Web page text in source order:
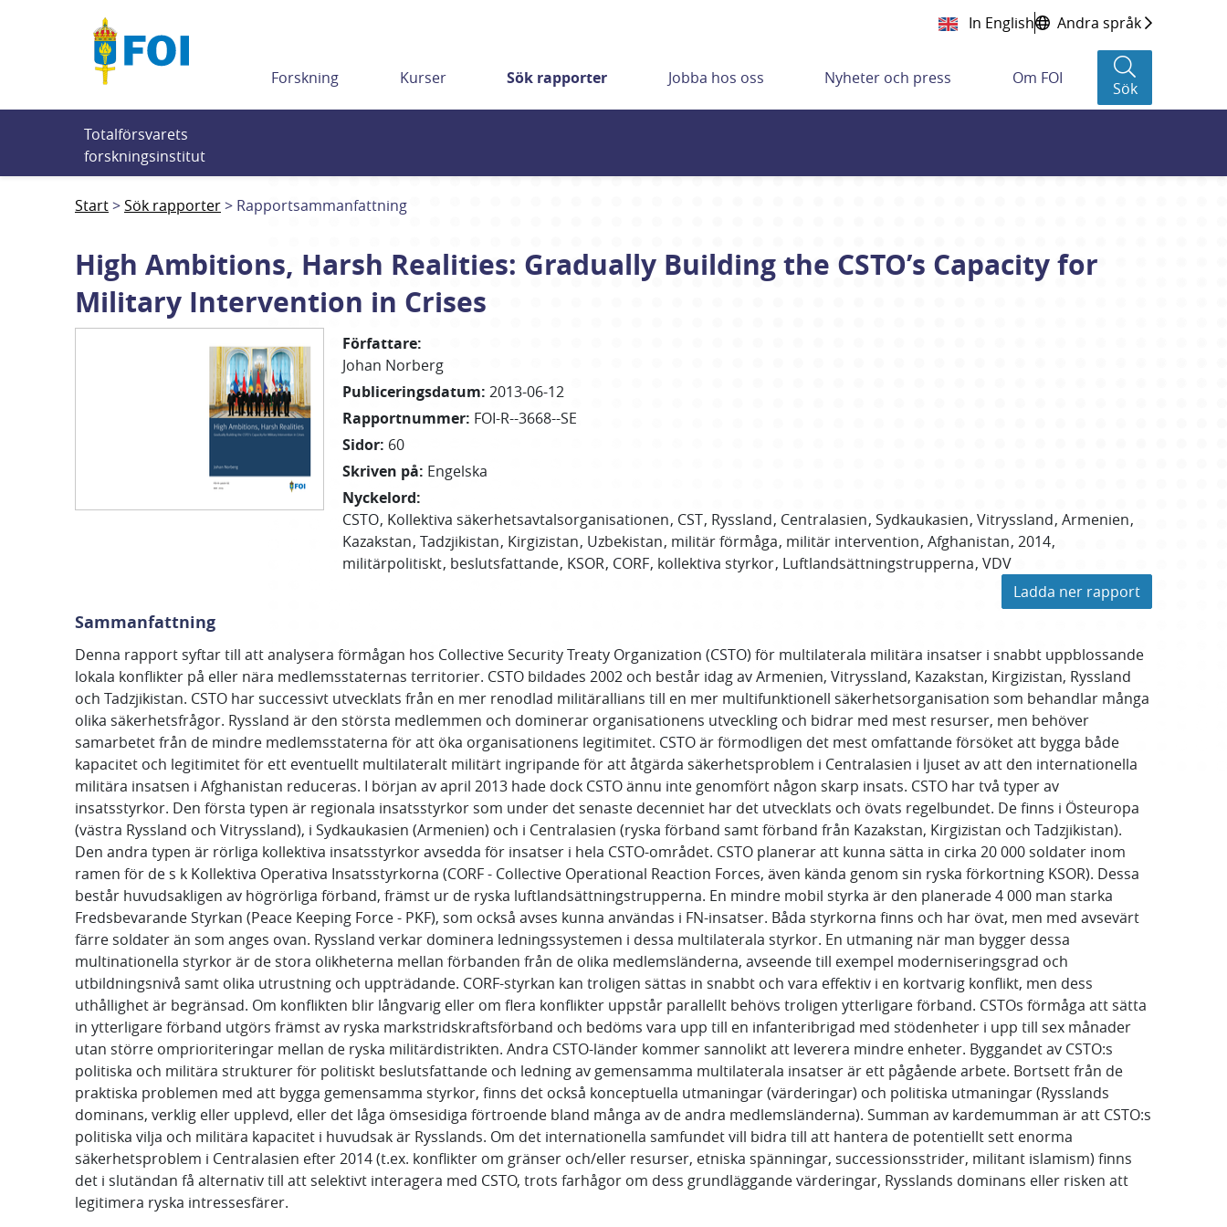
In English Andra språk
Forskning Kurser Sök rapporter Jobba hos oss Nyheter och press Om FOI
Sök
Totalförsvarets
forskningsinstitut
Start Sök rapporter Rapportsammanfattning
High Ambitions, Harsh Realities: Gradually Building the CSTO’s Capacity for
Military Intervention in Crises
Författare:
Johan Norberg
Publiceringsdatum: 2013-06-12
Rapportnummer: FOI-R--3668--SE
Sidor: 60
Skriven på: Engelska
Nyckelord:
CSTO Kollektiva säkerhetsavtalsorganisationen CST Ryssland Centralasien Sydkaukasien Vitryssland Armenien
Kazakstan Tadzjikistan Kirgizistan Uzbekistan militär förmåga militär intervention Afghanistan 2014
militärpolitiskt beslutsfattande KSOR CORF kollektiva styrkor Luftlandsättningstrupperna VDV
Ladda ner rapport
Sammanfattning
Denna rapport syftar till att analysera förmågan hos Collective Security Treaty Organization (CSTO) för multilaterala militära insatser i snabbt uppblossande
lokala konflikter på eller nära medlemsstaternas territorier. CSTO bildades 2002 och består idag av Armenien, Vitryssland, Kazakstan, Kirgizistan, Ryssland
och Tadzjikistan. CSTO har successivt utvecklats från en mer renodlad militärallians till en mer multifunktionell säkerhetsorganisation som behandlar många
olika säkerhetsfrågor. Ryssland är den största medlemmen och dominerar organisationens utveckling och bidrar med mest resurser, men behöver
samarbetet från de mindre medlemsstaterna för att öka organisationens legitimitet. CSTO är förmodligen det mest omfattande försöket att bygga både
kapacitet och legitimitet för ett eventuellt multilateralt militärt ingripande för att åtgärda säkerhetsproblem i Centralasien i ljuset av att den internationella
militära insatsen i Afghanistan reduceras. I början av april 2013 hade dock CSTO ännu inte genomfört någon skarp insats. CSTO har två typer av
insatsstyrkor. Den första typen är regionala insatsstyrkor som under det senaste decenniet har det utvecklats och övats regelbundet. De finns i Östeuropa
(västra Ryssland och Vitryssland), i Sydkaukasien (Armenien) och i Centralasien (ryska förband samt förband från Kazakstan, Kirgizistan och Tadzjikistan).
Den andra typen är rörliga kollektiva insatsstyrkor avsedda för insatser i hela CSTO-området. CSTO planerar att kunna sätta in cirka 20 000 soldater inom
ramen för de s k Kollektiva Operativa Insatsstyrkorna (CORF - Collective Operational Reaction Forces, även kända genom sin ryska förkortning KSOR). Dessa
består huvudsakligen av högrörliga förband, främst ur de ryska luftlandsättningstrupperna. En mindre mobil styrka är den planerade 4 000 man starka
Fredsbevarande Styrkan (Peace Keeping Force - PKF), som också avses kunna användas i FN-insatser. Båda styrkorna finns och har övat, men med avsevärt
färre soldater än som anges ovan. Ryssland verkar dominera ledningssystemen i dessa multilaterala styrkor. En utmaning när man bygger dessa
multinationella styrkor är de stora olikheterna mellan förbanden från de olika medlemsländerna, avseende till exempel moderniseringsgrad och
utbildningsnivå samt olika utrustning och uppträdande. CORF-styrkan kan troligen sättas in snabbt och vara effektiv i en kortvarig konflikt, men dess
uthållighet är begränsad. Om konflikten blir långvarig eller om flera konflikter uppstår parallellt behövs troligen ytterligare förband. CSTOs förmåga att sätta
in ytterligare förband utgörs främst av ryska markstridskraftsförband och bedöms vara upp till en infanteribrigad med stödenheter i upp till sex månader
utan större omprioriteringar mellan de ryska militärdistrikten. Andra CSTO-länder kommer sannolikt att leverera mindre enheter. Byggandet av CSTO:s
politiska och militära strukturer för politiskt beslutsfattande och ledning av gemensamma multilaterala insatser är ett pågående arbete. Bortsett från de
praktiska problemen med att bygga gemensamma styrkor, finns det också konceptuella utmaningar (värderingar) och politiska utmaningar (Rysslands
dominans, verklig eller upplevd, eller det låga ömsesidiga förtroende bland många av de andra medlemsländerna). Summan av kardemumman är att CSTO:s
politiska vilja och militära kapacitet i huvudsak är Rysslands. Om det internationella samfundet vill bidra till att hantera de potentiellt sett enorma
säkerhetsproblem i Centralasien efter 2014 (t.ex. konflikter om gränser och/eller resurser, etniska spänningar, successionsstrider, militant islamism) finns
det i slutändan få alternativ till att selektivt interagera med CSTO, trots farhågor om dess grundläggande värderingar, Rysslands dominans eller risken att
legitimera ryska intressesfärer.